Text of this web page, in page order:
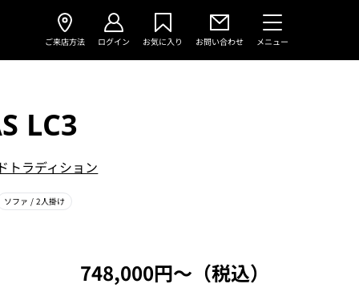
ご来店方法 ログイン お気に入り お問い合わせ メニュー
LC3
トラディション
ソファ/ 2人掛け
748,000円〜（税込）